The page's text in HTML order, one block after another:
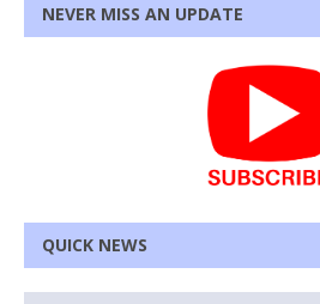
NEVER MISS AN UPDATE
QUICK NEWS